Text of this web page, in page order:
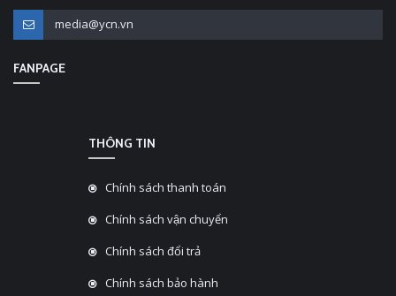
media@ycn.vn
FANPAGE
THÔNG TIN
Chính sách thanh toán
Chính sách vận chuyển
Chính sách đổi trả
Chính sách bảo hành